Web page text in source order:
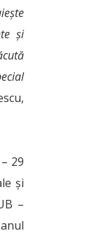
și
29
şi
–